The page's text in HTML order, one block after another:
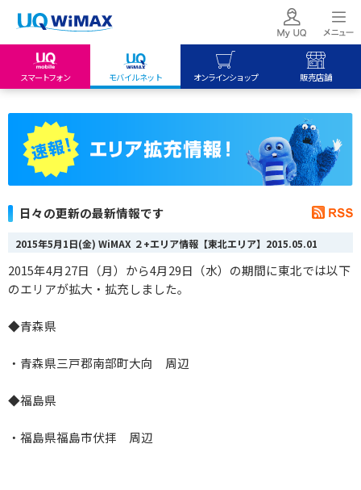
スマートフォン モバイルネット オンラインショップ 販売店舗
My UQ mobile
UQ mobile
UQ WiMAX
UQ WiMAX
日々の更新の最新情報です
2015年5月1日(金) WiMAX ２+エリア情報【東北エリア】 2015.05.01
2015年4月27日（月）から4月29日（水）の期間に東北では以下
のエリアが拡大・拡充しました。
◆青森県
・青森県三戸郡南部町大向 周辺
◆福島県
・福島県福島市伏拝 周辺